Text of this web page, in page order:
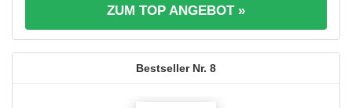
ZUM TOP ANGEBOT »
8